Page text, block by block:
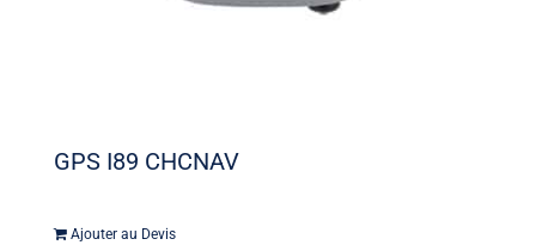
GPS I89 CHCNAV
Ajouter au Devis